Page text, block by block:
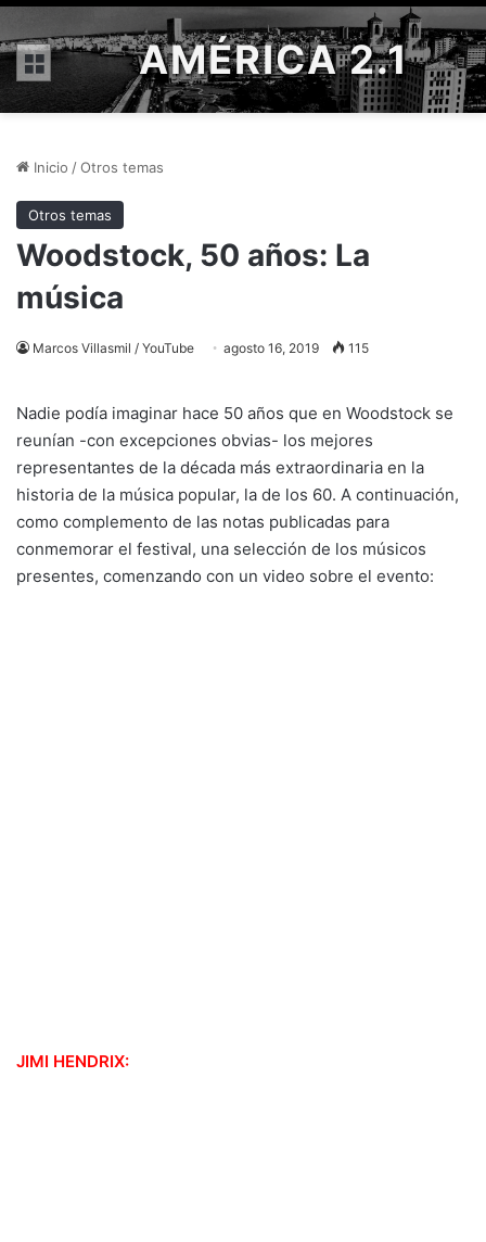
Menú AMÉRICA 2.1
Inicio /Otros temas
Otros temas
Woodstock, 50 años: La
música
Marcos Villasmil / YouTube agosto 16, 2019 115
Nadie podía imaginar hace 50 años que en Woodstock se
reunían -con excepciones obvias- los mejores
representantes de la década más extraordinaria en la
historia de la música popular, la de los 60. A continuación,
como complemento de las notas publicadas para
conmemorar el festival, una selección de los músicos
presentes, comenzando con un video sobre el evento:
JIMI HENDRIX: